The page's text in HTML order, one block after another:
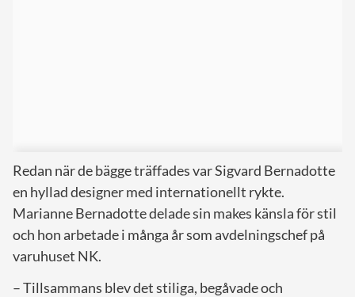
Redan när de bägge träffades var Sigvard Bernadotte
en hyllad designer med internationellt rykte.
Marianne Bernadotte delade sin makes känsla för stil
och hon arbetade i många år som avdelningschef på
varuhuset NK.
– Tillsammans blev det stiliga, begåvade och